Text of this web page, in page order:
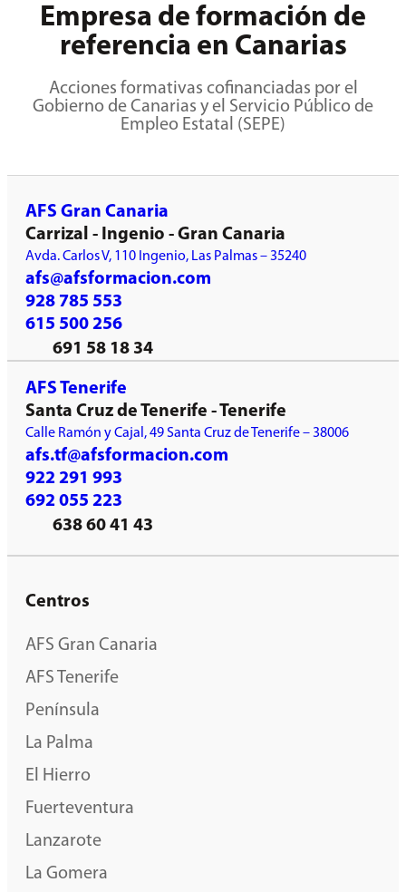
Empresa de formación de
referencia en Canarias
Acciones formativas cofinanciadas por el
Gobierno de Canarias y el Servicio Público de
Empleo Estatal (SEPE)
AFS Gran Canaria
Carrizal - Ingenio - Gran Canaria
Avda. Carlos V, 110 Ingenio, Las Palmas – 35240
afs@afsformacion.com
928 785 553
615 500 256
691 58 18 34
AFS Tenerife
Santa Cruz de Tenerife - Tenerife
Calle Ramón y Cajal, 49 Santa Cruz de Tenerife – 38006
afs.tf@afsformacion.com
922 291 993
692 055 223
638 60 41 43
Centros
AFS Gran Canaria
AFS Tenerife
Península
La Palma
El Hierro
Fuerteventura
Lanzarote
La Gomera